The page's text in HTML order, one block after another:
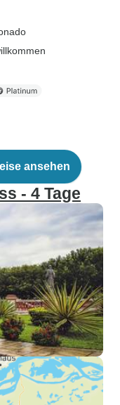
ansehen
- 4 Tage